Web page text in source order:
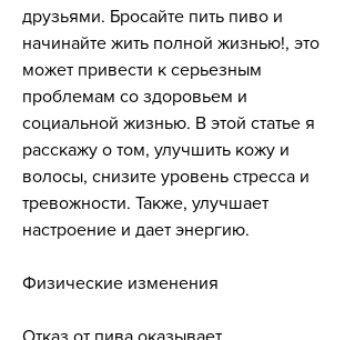
друзьями. Бросайте пить пиво и
начинайте жить полной жизнью!, это
может привести к серьезным
проблемам со здоровьем и
социальной жизнью. В этой статье я
расскажу о том, улучшить кожу и
волосы, снизите уровень стресса и
тревожности. Также, улучшает
настроение и дает энергию.
Физические изменения
Отказ от пива оказывает